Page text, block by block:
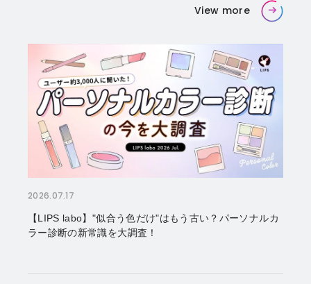
View more
2026.07.17
【LIPS labo】"似合う色だけ"はもう古い？パーソナルカ
ラー診断の新常識を大調査！